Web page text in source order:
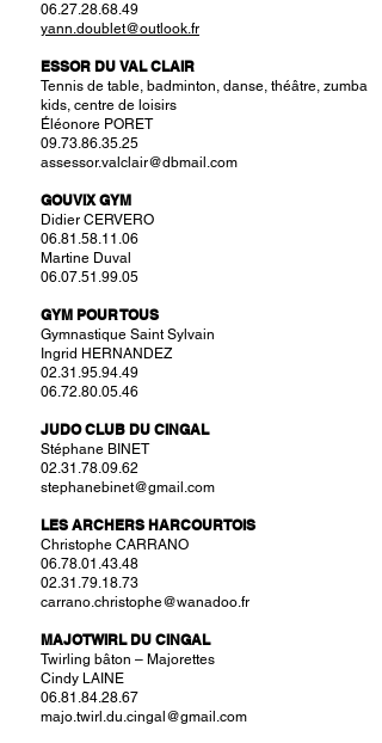
06.27.28.68.49
yann.doublet@outlook.fr
ESSOR DU VAL CLAIR
Tennis de table, badminton, danse, théâtre, zumba
kids, centre de loisirs
Éléonore PORET
09.73.86.35.25
assessor.valclair@dbmail.com
GOUVIX GYM
Didier CERVERO
06.81.58.11.06
Martine Duval
06.07.51.99.05
GYM POUR TOUS
Gymnastique Saint Sylvain
Ingrid HERNANDEZ
02.31.95.94.49
06.72.80.05.46
JUDO CLUB DU CINGAL
Stéphane BINET
02.31.78.09.62
stephanebinet@gmail.com
LES ARCHERS HARCOURTOIS
Christophe CARRANO
06.78.01.43.48
02.31.79.18.73
carrano.christophe@wanadoo.fr
MAJOTWIRL DU CINGAL
Twirling bâton – Majorettes
Cindy LAINE
06.81.84.28.67
majo.twirl.du.cingal@gmail.com